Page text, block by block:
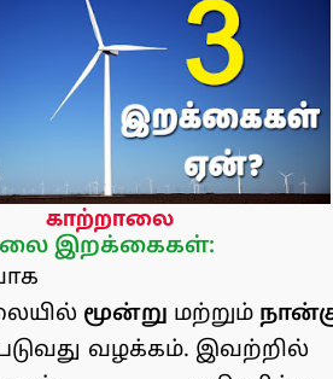
காற்றாலை
இறக்கைகள்:
மூன்று மற்றும்
வழக்கம். இவற்றில்